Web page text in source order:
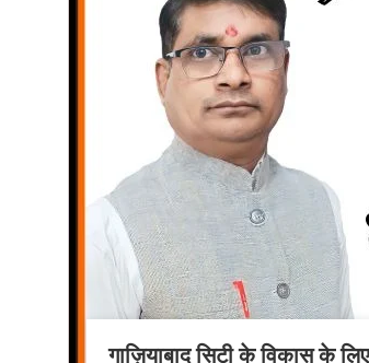
गाज़ियाबाद सिटी के विकास के